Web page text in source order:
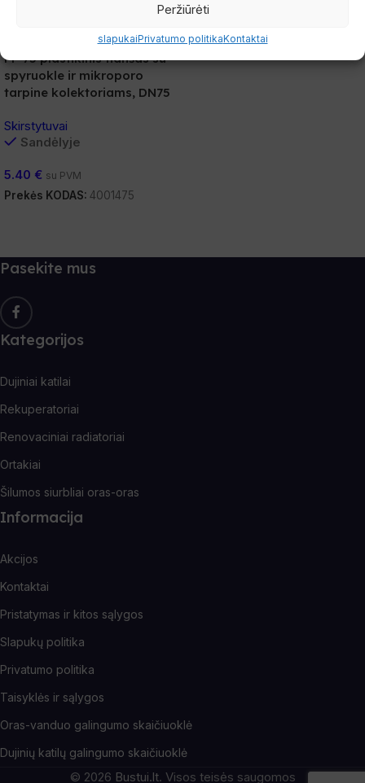
Peržiūrėti
slapukaiPrivatumo politikaKontaktai
FP 75 plastikinis flanšas su
spyruokle ir mikroporo
tarpine kolektoriams, DN75
Skirstytuvai
Sandėlyje
5.40 € su PVM
Prekės KODAS: 4001475
Pasekite mus
Kategorijos
Dujiniai katilai
Rekuperatoriai
Renovaciniai radiatoriai
Ortakiai
Šilumos siurbliai oras-oras
Informacija
Akcijos
Kontaktai
Pristatymas ir kitos sąlygos
Slapukų politika
Privatumo politika
Taisyklės ir sąlygos
Oras-vanduo galingumo skaičiuoklė
Dujinių katilų galingumo skaičiuoklė
© 2026 Bustui.lt. Visos teisės saugomos